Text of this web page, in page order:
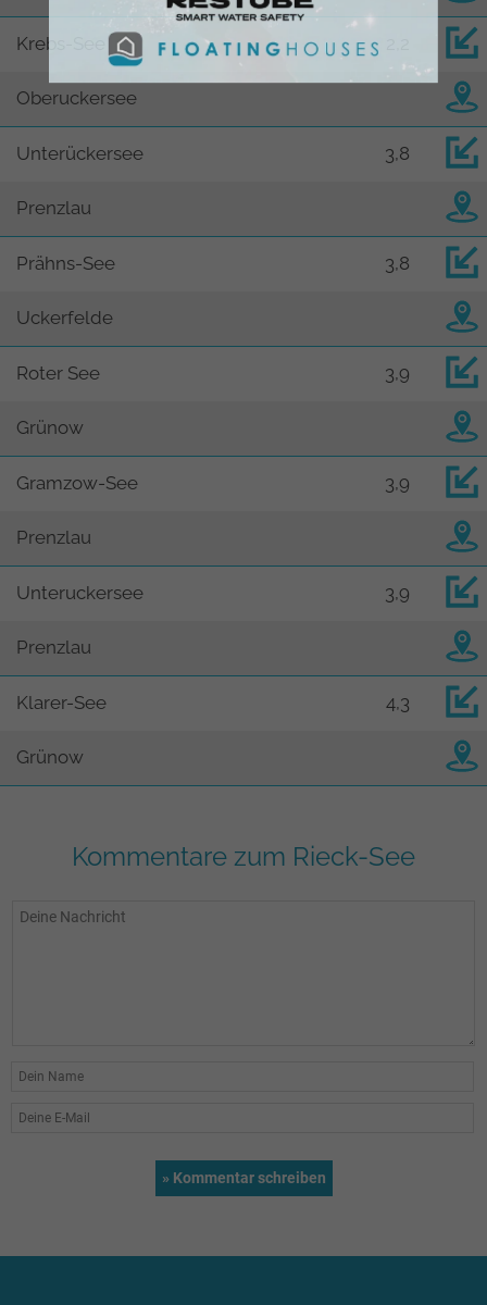
Krebs-See
Oberuckersee
Unterückersee 3,8
Prenzlau
Prähns-See 3,8
Uckerfelde
Roter See 3,9
Grünow
Gramzow-See 3,9
Prenzlau
Unteruckersee 3,9
Prenzlau
Klarer-See 4,3
Grünow
Kommentare zum Rieck-See